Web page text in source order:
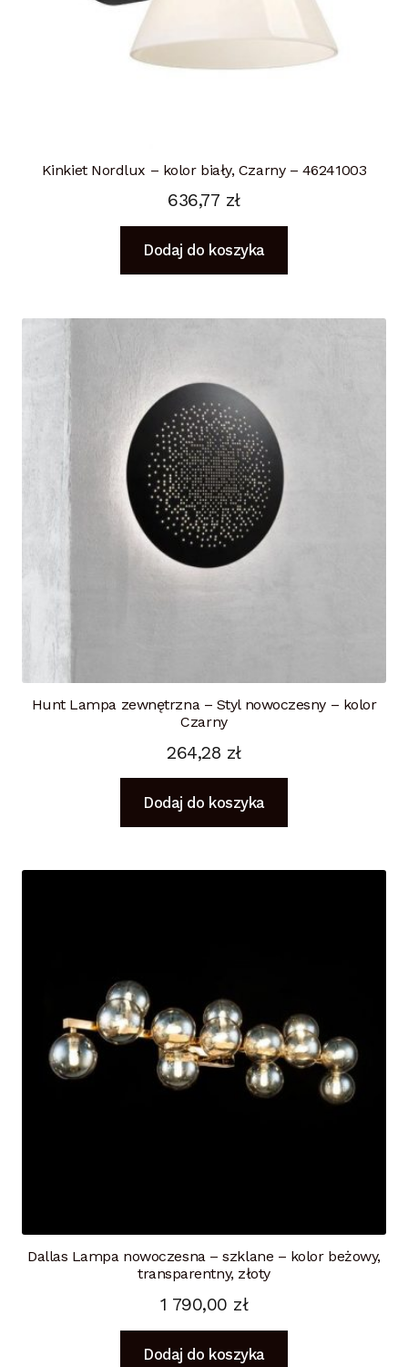
Kinkiet Nordlux – kolor biały, Czarny – 46241003
636,77 zł
Dodaj do koszyka
Hunt Lampa zewnętrzna – Styl nowoczesny – kolor
Czarny
264,28 zł
Dodaj do koszyka
Dallas Lampa nowoczesna – szklane – kolor beżowy,
transparentny, złoty
1 790,00 zł
Dodaj do koszyka